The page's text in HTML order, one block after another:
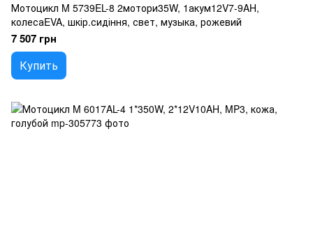
Мотоцикл M 5739EL-8 2мотори35W, 1акум12V7-9AH,
колесаEVA, шкір.сидіння, свет, музыка, рожевий
7 507 грн
Купить